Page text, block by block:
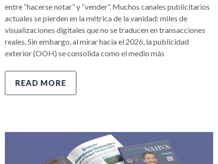
entre “hacerse notar” y “vender”. Muchos canales publicitarios
actuales se pierden en la métrica de la vanidad: miles de
visualizaciones digitales que no se traducen en transacciones
reales. Sin embargo, al mirar hacia el 2026, la publicidad
exterior (OOH) se consolida como el medio más
READ MORE